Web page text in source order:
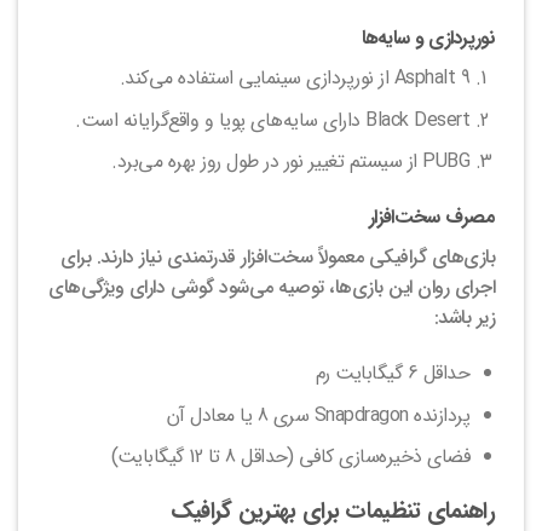
نورپردازی و سایه‌ها
Asphalt 9 از نورپردازی سینمایی استفاده می‌کند.
Black Desert دارای سایه‌های پویا و واقع‌گرایانه است.
PUBG از سیستم تغییر نور در طول روز بهره می‌برد.
مصرف سخت‌افزار
بازی‌های گرافیکی معمولاً سخت‌افزار قدرتمندی نیاز دارند. برای
اجرای روان این بازی‌ها، توصیه می‌شود گوشی دارای ویژگی‌های
زیر باشد:
حداقل 6 گیگابایت رم
پردازنده Snapdragon سری 8 یا معادل آن
فضای ذخیره‌سازی کافی (حداقل 8 تا 12 گیگابایت)
راهنمای تنظیمات برای بهترین گرافیک